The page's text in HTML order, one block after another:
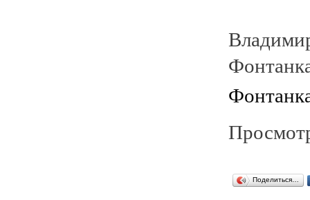
Поделиться…